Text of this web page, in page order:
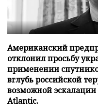
Американский
отклонил просьбу
применении
вглубь российской
возможной
Atlantic.